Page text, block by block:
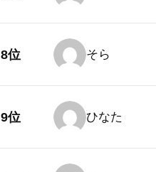
8位 そら
9位 ひなた